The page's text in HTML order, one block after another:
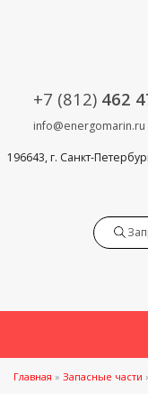
+7 (812) 462
info@energomarin.ru
196643, г. Санкт-
Главная » Запасные части